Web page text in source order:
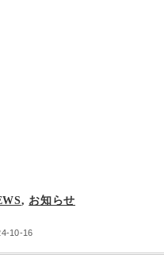
, お知らせ
10-16